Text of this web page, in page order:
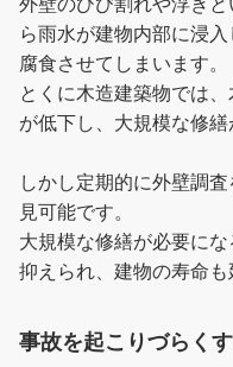
ら雨水が建物内部に浸
腐食させてしまいます。
とくに木造建築物では
が低下し、大規模な修繕
しかし定期的に外壁調
見可能です。
大規模な修繕が必要に
抑えられ、建物の寿命も
事故を起こりづらく